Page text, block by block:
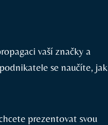
vaší značky a
se naučíte, jak
prezentovat svou